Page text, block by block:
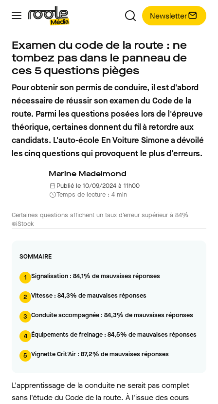
Newsletter
Examen du code de la route : ne
tombez pas dans le panneau de
ces 5 questions pièges
Pour obtenir son permis de conduire, il est d'abord
nécessaire de réussir son examen du Code de la
route. Parmi les questions posées lors de l'épreuve
théorique, certaines donnent du fil à retordre aux
candidats. L'auto-école En Voiture Simone a dévoilé
les cinq questions qui provoquent le plus d'erreurs.
Marine Madelmond
Publié le 10/09/2024 à 11h00
Temps de lecture : 4 min
Certaines questions affichent un taux d'erreur supérieur à 84%
©iStock
SOMMAIRE
1 Signalisation : 84,1% de mauvaises réponses
2 Vitesse : 84,3% de mauvaises réponses
3 Conduite accompagnée : 84,3% de mauvaises réponses
4 Équipements de freinage : 84,5% de mauvaises réponses
5 Vignette Crit'Air : 87,2% de mauvaises réponses
L'apprentissage de la conduite ne serait pas complet
sans l'étude du Code de la route. À l'issue des cours